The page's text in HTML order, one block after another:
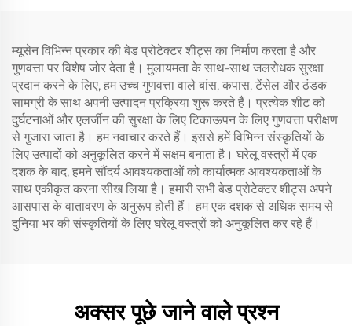
म्यूसेन विभिन्न प्रकार की बेड प्रोटेक्टर शीट्स का निर्माण करता है और
गुणवत्ता पर विशेष जोर देता है। मुलायमता के साथ-साथ जलरोधक सुरक्षा
प्रदान करने के लिए, हम उच्च गुणवत्ता वाले बांस, कपास, टेंसेल और ठंडक
सामग्री के साथ अपनी उत्पादन प्रक्रिया शुरू करते हैं। प्रत्येक शीट को
दुर्घटनाओं और एलर्जीन की सुरक्षा के लिए टिकाऊपन के लिए गुणवत्ता परीक्षण
से गुजारा जाता है। हम नवाचार करते हैं। इससे हमें विभिन्न संस्कृतियों के
लिए उत्पादों को अनुकूलित करने में सक्षम बनाता है। घरेलू वस्त्रों में एक
दशक के बाद, हमने सौंदर्य आवश्यकताओं को कार्यात्मक आवश्यकताओं के
साथ एकीकृत करना सीख लिया है। हमारी सभी बेड प्रोटेक्टर शीट्स अपने
आसपास के वातावरण के अनुरूप होती हैं। हम एक दशक से अधिक समय से
दुनिया भर की संस्कृतियों के लिए घरेलू वस्त्रों को अनुकूलित कर रहे हैं।
अक्सर पूछे जाने वाले प्रश्न